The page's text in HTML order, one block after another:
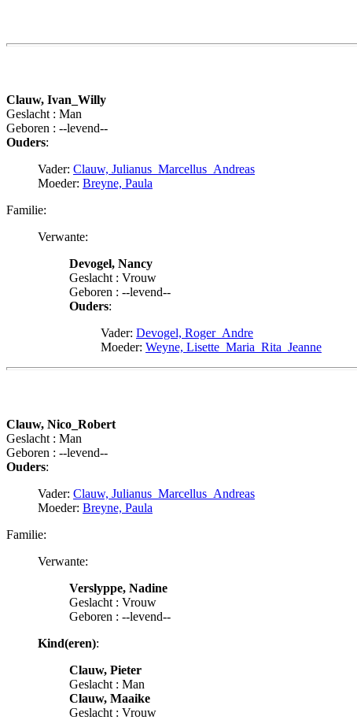
Clauw, Ivan_Willy
Geslacht : Man
Geboren : --levend--
Ouders:
Vader: Clauw, Julianus_Marcellus_Andreas
Moeder: Breyne, Paula
Familie:
Verwante:
Devogel, Nancy
Geslacht : Vrouw
Geboren : --levend--
Ouders:
Vader: Devogel, Roger_Andre
Moeder: Weyne, Lisette_Maria_Rita_Jeanne
Clauw, Nico_Robert
Geslacht : Man
Geboren : --levend--
Ouders:
Vader: Clauw, Julianus_Marcellus_Andreas
Moeder: Breyne, Paula
Familie:
Verwante:
Verslyppe, Nadine
Geslacht : Vrouw
Geboren : --levend--
Kind(eren):
Clauw, Pieter
Geslacht : Man
Clauw, Maaike
Geslacht : Vrouw